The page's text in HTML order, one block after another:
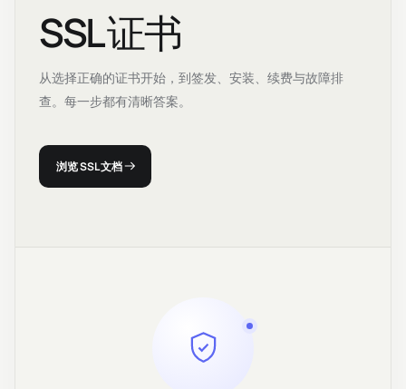
SSL 证书
从选择正确的证书开始，到签发、安装、续费与故障排
查。每一步都有清晰答案。
浏览 SSL 文档